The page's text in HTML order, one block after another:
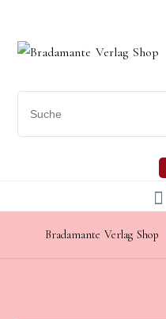
content
Bradamante Verlag Shop